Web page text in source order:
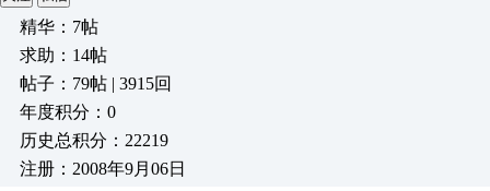
精华：7帖
求助：14帖
帖子：79帖 | 3915回
年度积分：0
历史总积分：22219
注册：2008年9月06日